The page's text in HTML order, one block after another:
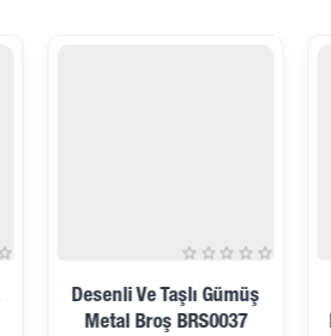
Desenli Ve Taşlı Gümüş
Metal Broş BRS0037